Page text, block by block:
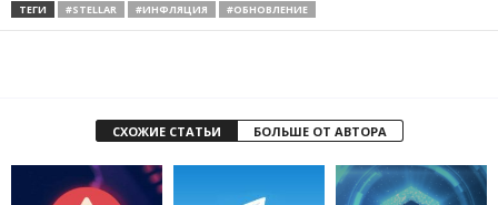
ТЕГИ
#STELLAR #ИНФЛЯЦИЯ #ОБНОВЛЕНИЕ
СХОЖИЕ СТАТЬИ БОЛЬШЕ ОТ АВТОРА